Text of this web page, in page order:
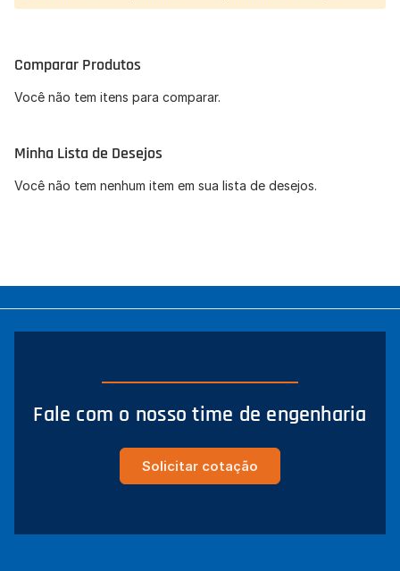
Comparar Produtos
Você não tem itens para comparar.
Minha Lista de Desejos
Você não tem nenhum item em sua lista de desejos.
Fale com o nosso time de engenharia
Solicitar cotação
Empresa (opcional)
Como podemos ajudar? *
Iniciar conversa